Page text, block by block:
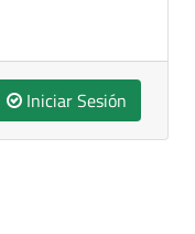
Iniciar Sesión